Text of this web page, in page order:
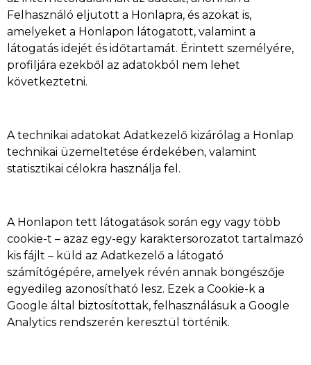
Felhasználó eljutott a Honlapra, és azokat is,
amelyeket a Honlapon látogatott, valamint a
látogatás idejét és időtartamát. Érintett személyére,
profiljára ezekből az adatokból nem lehet
következtetni.
A technikai adatokat Adatkezelő kizárólag a Honlap
technikai üzemeltetése érdekében, valamint
statisztikai célokra használja fel.
A Honlapon tett látogatások során egy vagy több
cookie-t – azaz egy-egy karaktersorozatot tartalmazó
kis fájlt – küld az Adatkezelő a látogató
számítógépére, amelyek révén annak böngészője
egyedileg azonosítható lesz. Ezek a Cookie-k a
Google által biztosítottak, felhasználásuk a Google
Analytics rendszerén keresztül történik.